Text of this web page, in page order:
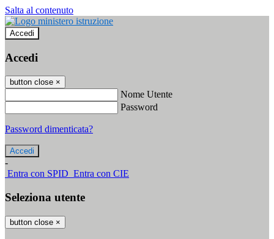
Salta al contenuto
Accedi
Accedi
button close ×
Nome Utente
Password
Password dimenticata?
-
Entra con SPID Entra con CIE
Seleziona utente
button close ×